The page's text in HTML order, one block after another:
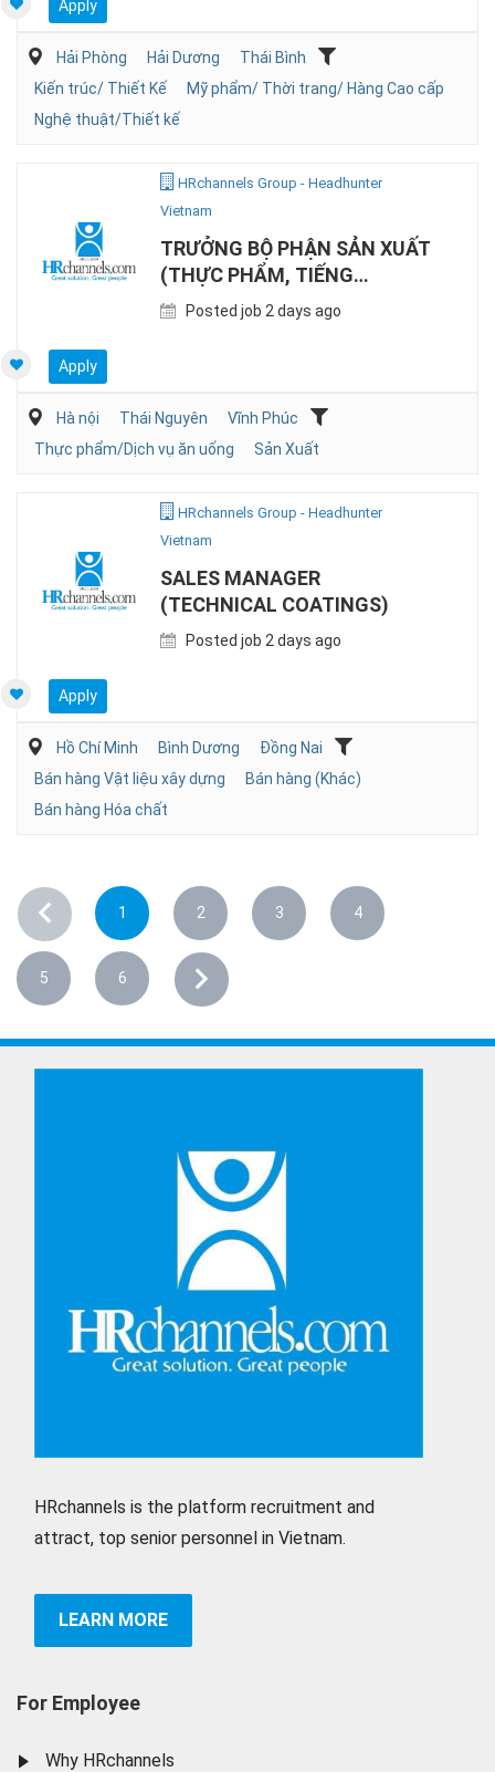
Apply
Hải Phòng Hải Dương
Thái Bình
Kiến trúc/ Thiết Kế
Mỹ phẩm/ Thời trang/ Hàng Cao cấp
Nghệ thuật/Thiết kế
HRchannels Group - Headhunter
Vietnam
TRƯỞNG BỘ PHẬN SẢN XUẤT
(THỰC PHẨM, TIẾNG
ANH/NHẬT)
Posted job 2 days ago
Apply
Hà nội Thái Nguyên
Vĩnh Phúc
Thực phẩm/Dịch vụ ăn uống
Sản Xuất
HRchannels Group - Headhunter
Vietnam
SALES MANAGER
(TECHNICAL COATINGS)
Posted job 2 days ago
Apply
Hồ Chí Minh Bình Dương
Đồng Nai
Bán hàng Vật liệu xây dựng
Bán hàng (Khác)
Bán hàng Hóa chất
1 2 3 4
5 6
HRchannels is the platform recruitment and
attract, top senior personnel in Vietnam.
LEARN MORE
For Employee
Why HRchannels